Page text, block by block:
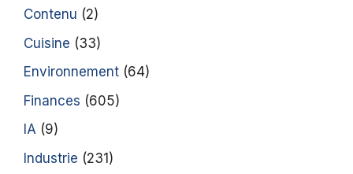
Contenu (2)
Cuisine (33)
Environnement (64)
Finances (605)
IA (9)
Industrie (231)